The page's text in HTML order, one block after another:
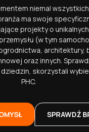
niemal
ma swoje
projekty o
(w tym
architektury,
oraz innych.
skorzystali
PHC.
SPRAWDŹ